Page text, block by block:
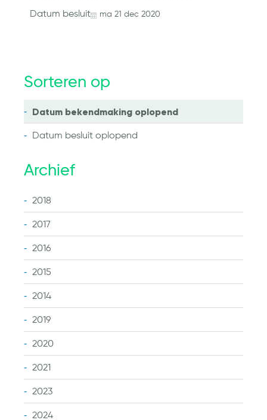
Datum besluit ma 21 dec 2020
Sorteren op
Datum bekendmaking oplopend
Datum besluit oplopend
Archief
2018
2017
2016
2015
2014
2019
2020
2021
2023
2024